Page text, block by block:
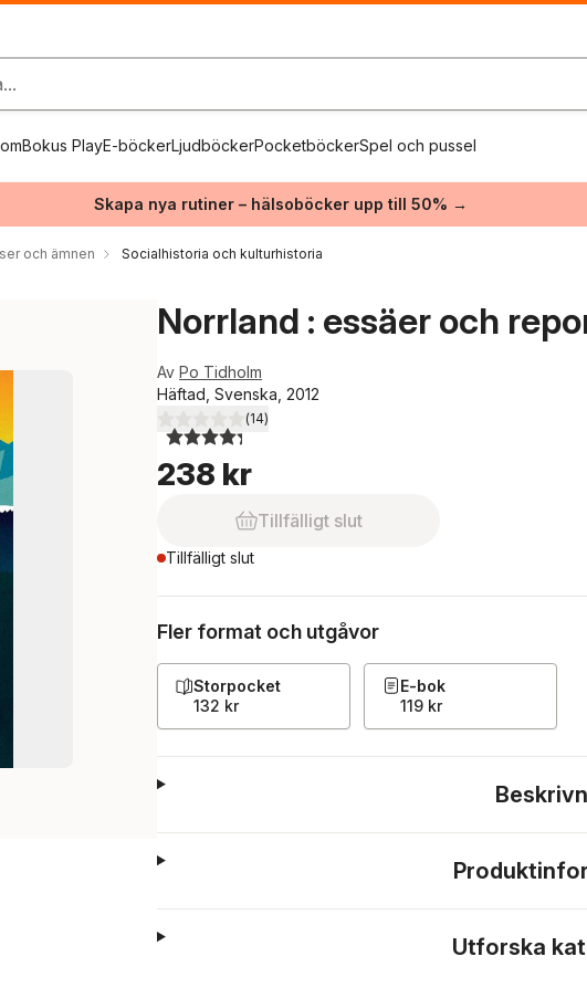
Bokus PlayE-böckerLjudböckerPocketböckerSpel och pussel
Skapa nya rutiner – hälsoböcker upp till 50% →
och ämnen Socialhistoria och kulturhistoria
Norrland : essäer och
Av Po Tidholm
Häftad, Svenska, 2012
4,3utav 5 stjärnor. Totalt antal röster:
(14)
238 kr
Tillfälligt slut
Tillfälligt slut
Fler format och utgåvor
Storpocket
132 kr
E-bok
119 kr
Utforska